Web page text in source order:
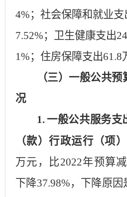
4%；社会保障和就业支
7.52%；卫生健康支出
1%；住房保障支出61.8
（三）一般公共
况
1. 一般公共服务支
（款）行政运行（项）
万元，比2022年预算
下降37.98%，下降原因